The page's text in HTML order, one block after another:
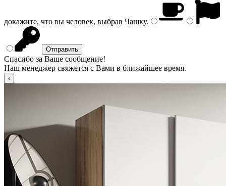
докажите, что вы человек, выбрав Чашку.
Спасибо за Ваше сообщение!
Наш менеджер свяжется с Вами в ближайшее время.